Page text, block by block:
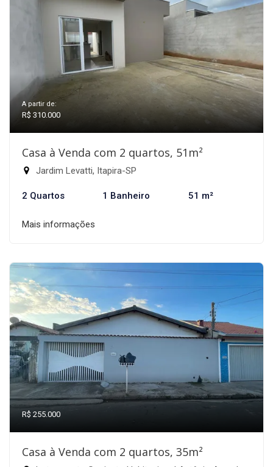
A partir de:
R$ 310.000
Casa à Venda com 2 quartos, 51m²
Jardim Levatti, Itapira-SP
2 Quartos 1 Banheiro 51 m²
Mais informações
R$ 255.000
Casa à Venda com 2 quartos, 35m²